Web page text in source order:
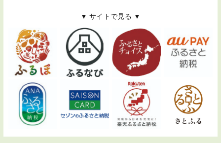
▼ サイトで見る ▼